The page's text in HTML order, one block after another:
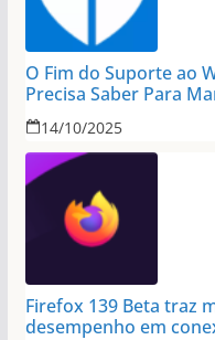
O Fim do Suporte ao
Precisa Saber Para
14/10/2025
Firefox 139 Beta traz
desempenho em